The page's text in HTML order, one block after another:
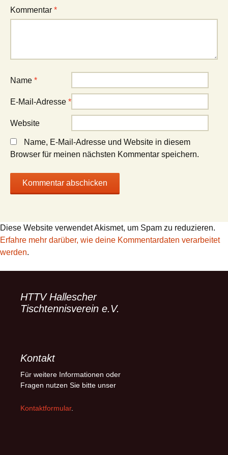
Kommentar *
Name *
E-Mail-Adresse *
Website
Name, E-Mail-Adresse und Website in diesem
Browser für meinen nächsten Kommentar speichern.
Diese Website verwendet Akismet, um Spam zu reduzieren.
Erfahre mehr darüber, wie deine Kommentardaten verarbeitet
werden.
HTTV Hallescher
Tischtennisverein e.V.
Kontakt
Für weitere Informationen oder
Fragen nutzen Sie bitte unser
Kontaktformular.